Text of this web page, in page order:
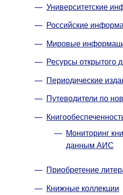
Университетские
Российские
Мировые
Ресурсы открытого
Периодические
Путеводители по
Мониторинг
данным АИС
Приобретение
Книжные коллекции